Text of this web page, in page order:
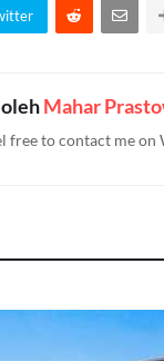
Mahar
free to contact me